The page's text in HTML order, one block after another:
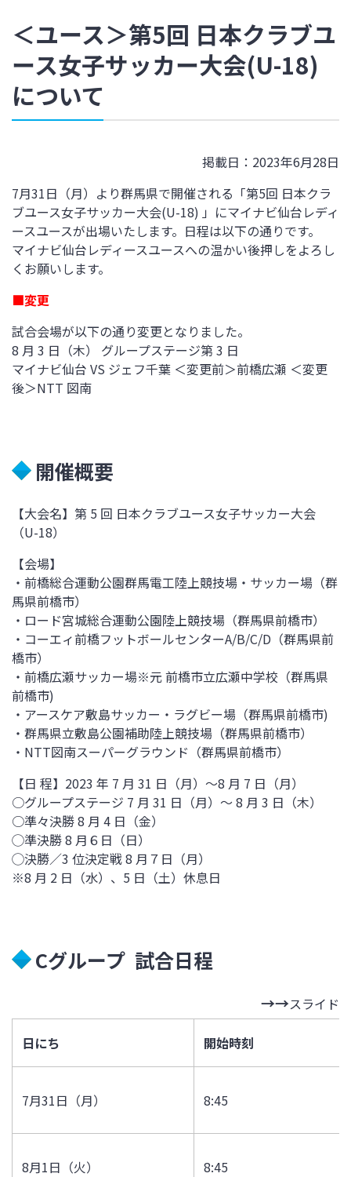
＜ユース＞第5回 日本クラブユ
ース女子サッカー大会(U-18)
について
掲載日：2023年6月28日
7月31日（月）より群馬県で開催される「第5回 日本クラ
ブユース女子サッカー大会(U-18) 」にマイナビ仙台レディ
ースユースが出場いたします。日程は以下の通りです。
マイナビ仙台レディースユースへの温かい後押しをよろし
くお願いします。
■変更
試合会場が以下の通り変更となりました。
8 月 3 日（木） グループステージ第 3 日
マイナビ仙台 VS ジェフ千葉 ＜変更前＞前橋広瀬 ＜変更
後＞NTT 図南
開催概要
【大会名】第 5 回 日本クラブユース女子サッカー大会
（U-18）
【会場】
・前橋総合運動公園群馬電工陸上競技場・サッカー場（群
馬県前橋市）
・ロード宮城総合運動公園陸上競技場（群馬県前橋市）
・コーエィ前橋フットボールセンターA/B/C/D（群馬県前
橋市）
・前橋広瀬サッカー場※元 前橋市立広瀬中学校（群馬県
前橋市)
・アースケア敷島サッカー・ラグビー場（群馬県前橋市)
・群馬県立敷島公園補助陸上競技場（群馬県前橋市）
・NTT図南スーパーグラウンド （群馬県前橋市）
【日 程】2023 年 7 月 31 日（月）～8 月 7 日（月）
○グループステージ 7 月 31 日（月）～ 8 月 3 日（木）
○準々決勝 8 月 4 日（金）
◯準決勝 8 月６日（日）
◯決勝／3 位決定戦 8 月７日（月）
※8 月 2 日（水）、5 日（土）休息日
Cグループ 試合日程
スライド
日にち 開始時刻
7月31日（月） 8:45
8月1日（火） 8:45